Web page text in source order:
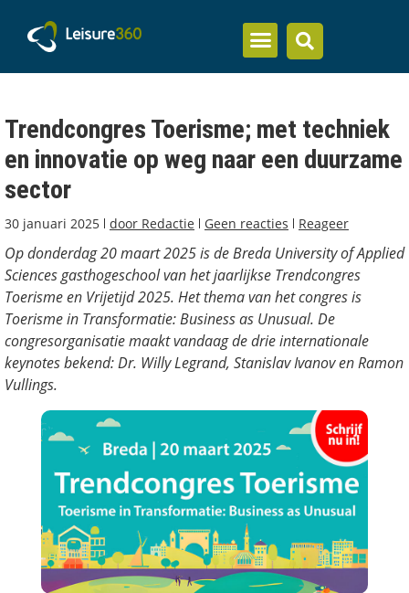
Trendcongres Toerisme; met techniek
en innovatie op weg naar een duurzame
sector
30 januari 2025 door Redactie Geen reacties Reageer
Op donderdag 20 maart 2025 is de Breda University of Applied
Sciences gasthogeschool van het jaarlijkse Trendcongres
Toerisme en Vrijetijd 2025. Het thema van het congres is
Toerisme in Transformatie: Business as Unusual. De
congresorganisatie maakt vandaag de drie internationale
keynotes bekend: Dr. Willy Legrand, Stanislav Ivanov en Ramon
Vullings.